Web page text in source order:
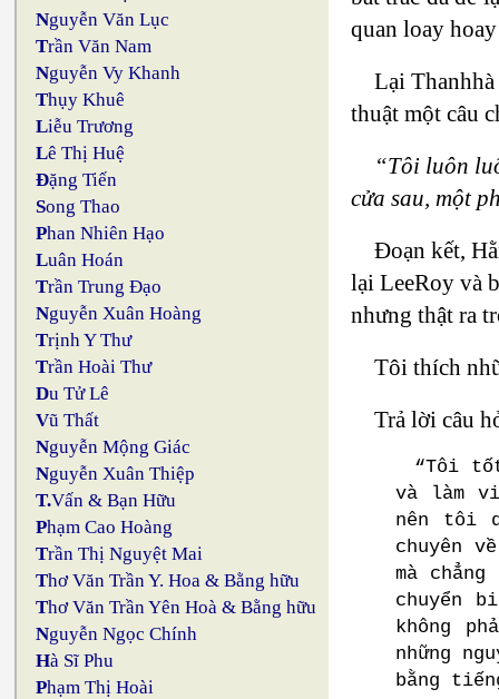
Nguyễn Văn Lục
Trần Văn Nam
Nguyễn Vy Khanh
Thụy Khuê
Liễu Trương
Lê Thị Huệ
Đặng Tiến
Song Thao
Phan Nhiên Hạo
Luân Hoán
Trần Trung Đạo
Nguyễn Xuân Hoàng
Trịnh Y Thư
Trần Hoài Thư
Du Tử Lê
Vũ Thất
Nguyễn Mộng Giác
Nguyễn Xuân Thiệp
T.Vấn & Bạn Hữu
Phạm Cao Hoàng
Trần Thị Nguyệt Mai
Thơ Văn Trần Y. Hoa & Bằng hữu
Thơ Văn Trần Yên Hoà & Bằng hữu
Nguyễn Ngọc Chính
Hà Sĩ Phu
Phạm Thị Hoài
quan loay
Lại
thuật một câu
“Tôi luôn
cửa sau, một
Đoạn kết,
lại LeeRoy và
nhưng thật ra
Tôi thích
Trả lời câu
“Tôi
và làm
nên tôi
chuyên
mà
chuyển
không
những
bằng